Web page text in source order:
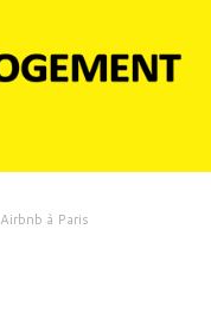
Airbnb à Paris